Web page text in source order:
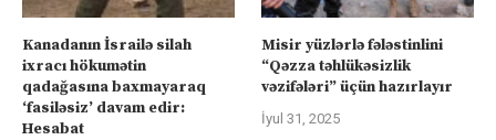
Kanadanın İsrailə silah
ixracı hökumətin
qadağasına baxmayaraq
‘fasiləsiz’ davam edir:
Hesabat
Misir yüzlərlə fələstinlini
“Qəzza təhlükəsizlik
vəzifələri” üçün hazırlayır
İyul 31, 2025